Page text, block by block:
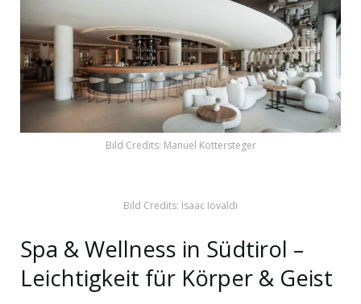
Bild Credits: Manuel Kottersteger
Bild Credits: Isaac Iovaldi
Spa & Wellness in Südtirol –
Leichtigkeit für Körper & Geist